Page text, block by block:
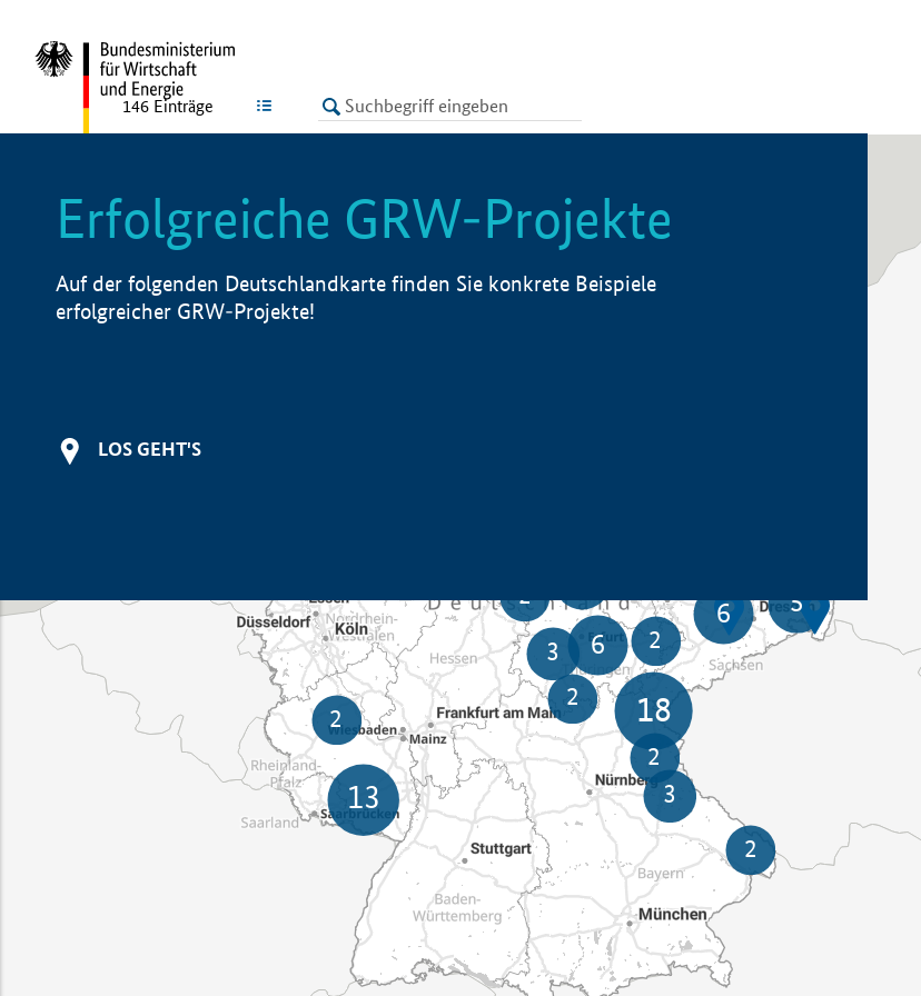
LISTE
146 Einträge
Erfolgreiche GRW-Projekte
Auf der folgenden Deutschlandkarte finden Sie konkrete Beispiele
erfolgreicher GRW-Projekte!
LOS GEHT'S